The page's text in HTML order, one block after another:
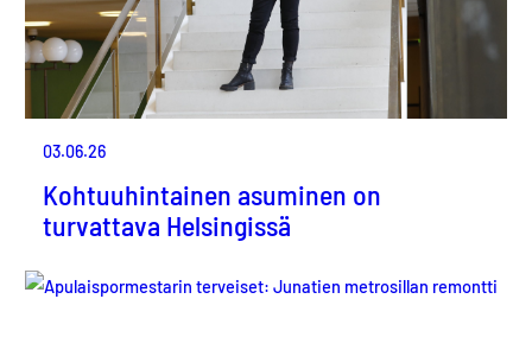
03.06.26
Kohtuuhintainen asuminen on
turvattava Helsingissä